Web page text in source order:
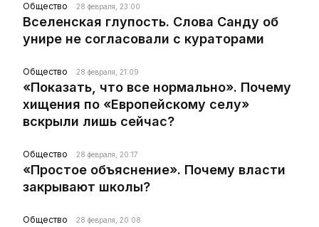
Общество 28 февраля, 23:00
Вселенская глупость. Слова Санду об
унире не согласовали с кураторами
Общество 28 февраля, 21:09
«Показать, что все нормально». Почему
хищения по «Европейскому селу»
вскрыли лишь сейчас?
Общество 28 февраля, 20:17
«Простое объяснение». Почему власти
закрывают школы?
Общество 28 февраля, 20:08